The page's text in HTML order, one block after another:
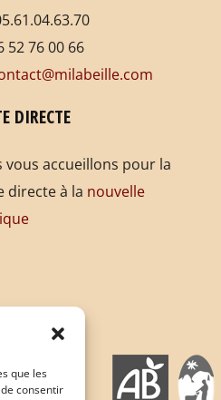
que les
consentir
52 76 00 66
DIRECTE
vous accueillons pour la
directe à la nouvelle